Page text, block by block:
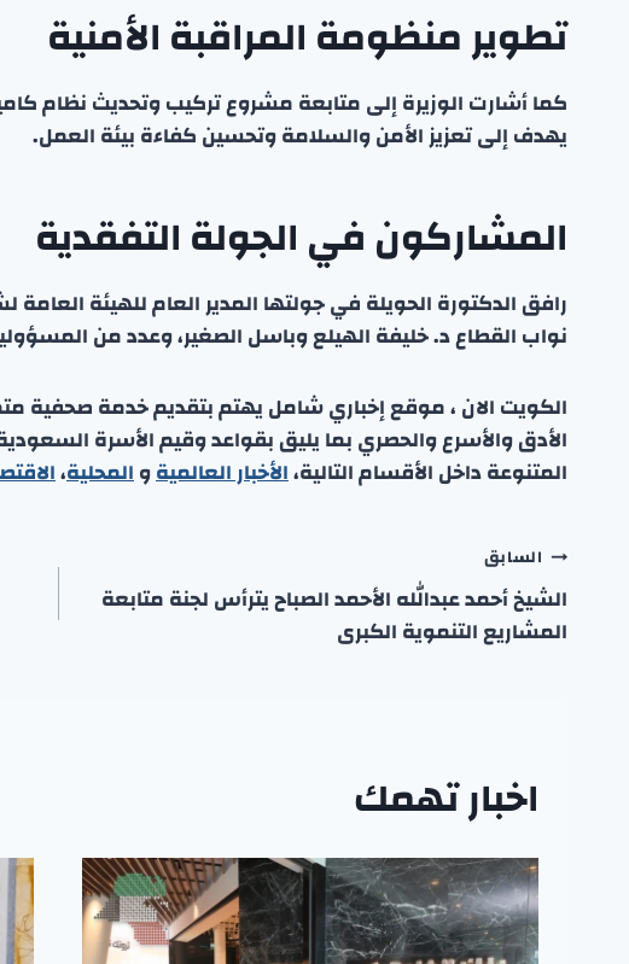
تطوير منظومة المراقبة الأمنية
كما أشارت الوزيرة إلى متابعة مشروع تركيب وتحديث نظام
يهدف إلى تعزيز الأمن والسلامة وتحسين كفاءة بيئة العمل.
المشاركون في الجولة التفقدية
رافق الدكتورة الحويلة في جولتها المدير العام للهيئة العامة
نواب القطاع د. خليفة الهيلع وباسل الصغير، وعدد من
الكويت الان ، موقع إخباري شامل يهتم بتقديم خدمة صحفية
الأدق والأسرع والحصري بما يليق بقواعد وقيم الأسرة
المتنوعة داخل الأقسام التالية،الأخبار العالميةوالمحلية،
تصفّح
المقالات
السابق
الشيخ أحمد عبدالله الأحمد الصباح يترأس لجنة متابعة
المشاريع التنموية الكبرى
اخبار تهمك